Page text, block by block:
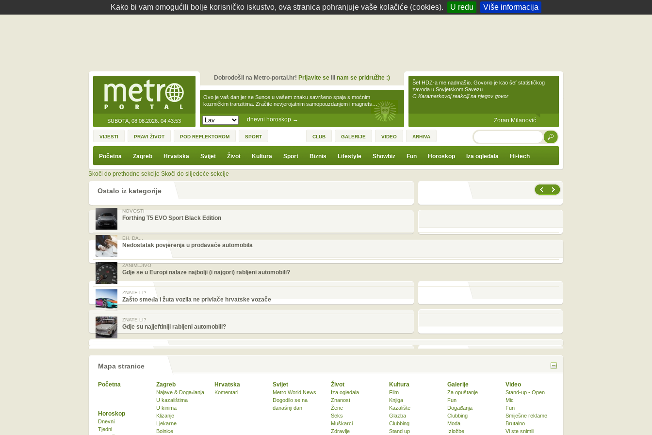
Kako bi vam omogućili bolje korisničko iskustvo, ova stranica pohranjuje vaše kolačiće (cookies). U redu Više informacija
SUBOTA, 08.08.2026. 04:43:53 dnevni horoskop →
Ovo je vaš dan jer se Sunce u vašem znaku savršeno spaja s moćnim
kozmičkim tranzitima. Zračite nevjerojatnim samopouzdanjem i magnets…
Dobrodošli na Metro-portal.hr! Prijavite seili nam se pridružite :)
Šef HDZ-a me nadmašio. Govorio je kao šef statističkog
zavoda u Sovjetskom Savezu
O Karamarkovoj reakciji na njegov govor
Zoran Milanović
VIJESTI PRAVI ŽIVOT POD REFLEKTOROM SPORT CLUB GALERIJE VIDEO ARHIVA TRAŽI
Početna Zagreb Hrvatska Svijet Život Kultura Sport Biznis Lifestyle Showbiz Fun Horoskop Iza ogledala Hi-tech
Skoči do prethodne sekcije Skoči do slijedeće sekcije
Ostalo iz kategorije
NOVOSTI
Forthing T5 EVO Sport Black Edition
EH, DA...
Nedostatak povjerenja u prodavače automobila
ZANIMLJIVO
Gdje se u Europi nalaze najbolji (i najgori) rabljeni automobili?
ZNATE LI?
Zašto smeđa i žuta vozila ne privlače hrvatske vozače
ZNATE LI?
Gdje su najjeftiniji rabljeni automobili?
Mapa stranice
Početna Zagreb
Najave & Događanja
U kazalištima
U kinima
Klizanje
Ljekarne
Bolnice
Hrvatska
Komentari
Svijet
Metro World News
Dogodilo se na
današnji dan
Život
Iza ogledala
Znanost
Žene
Seks
Muškarci
Zdravlje
Kultura
Film
Knjiga
Kazalište
Glazba
Clubbing
Stand up
Horoskop
Dnevni
Tjedni
Galerije
Za opuštanje
Fun
Događanja
Clubbing
Moda
Izložbe
Video
Stand-up - Open
Mic
Fun
Smiješne reklame
Brutalno
Vi ste snimili